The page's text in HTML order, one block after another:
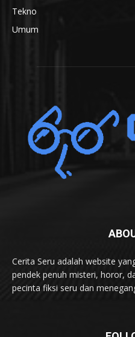
Tekno
Umum
Cerita Seru adalah website
pendek penuh misteri, horor,
pecinta fiksi seru dan